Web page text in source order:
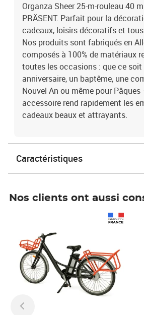
Organza Sheer 25-m-rouleau 40
PRÄSENT. Parfait pour la
cadeaux, loisirs décoratifs et
Nos produits sont fabriqués en
composés à 100% de matériaux
toutes les occasions : que ce soit
anniversaire, un baptême, une
Nouvel An ou même pour
accessoire rend rapidement les
cadeaux beaux et attrayants.
Caractéristiques
Nos clients ont aussi